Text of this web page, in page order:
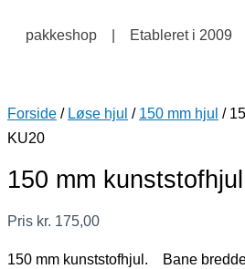
pakkeshop | Etableret i 2009
Forside / Løse hjul / 150 mm hjul /
KU20
150 mm
Pris kr. 175,00
150 mm kunststofhjul. Bane